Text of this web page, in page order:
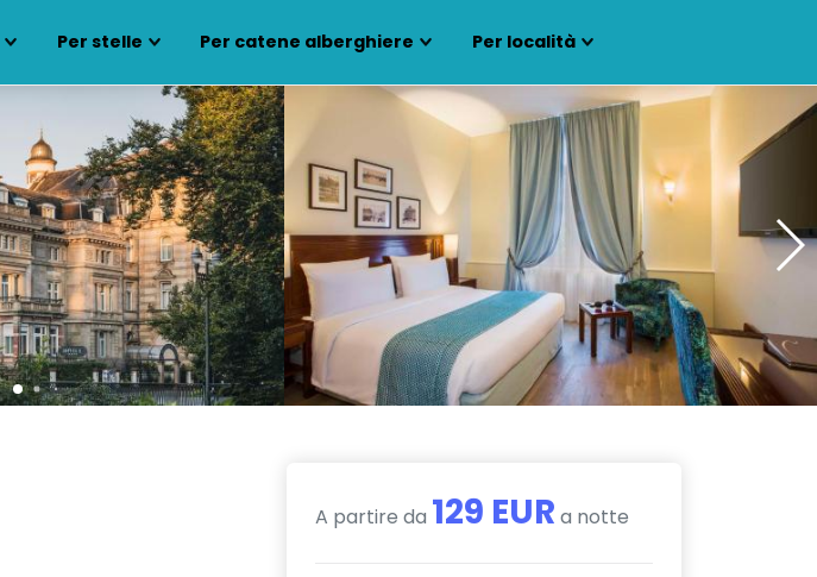
Per stelle Per catene alberghiere Per località
A partire da 129 EUR a notte